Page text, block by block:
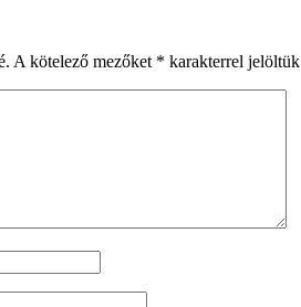
A kötelező mezőket * karakterrel jelöltük